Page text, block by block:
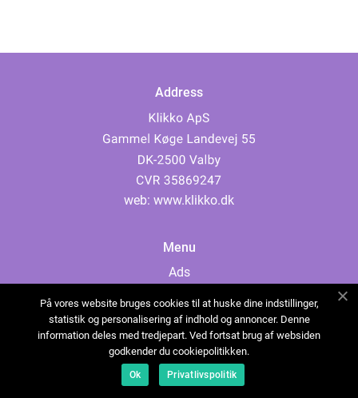
Address
web: www.klikko.dk
Menu
Ads
Cookies
Contact
Sitemap
På vores website bruges cookies til at huske dine indstillinger,
statistik og personalisering af indhold og annoncer. Denne
information deles med tredjepart. Ved fortsat brug af websiden
godkender du cookiepolitikken.
Ok Privatlivspolitik